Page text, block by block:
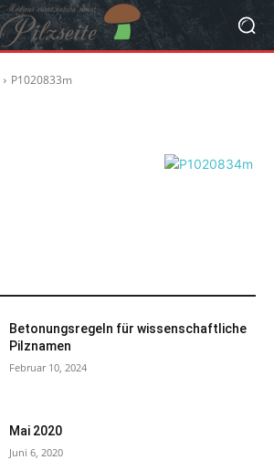
P1020833m
Betonungsregeln für wissenschaftliche
Pilznamen
Februar 10, 2024
Mai 2020
Juni 6, 2020